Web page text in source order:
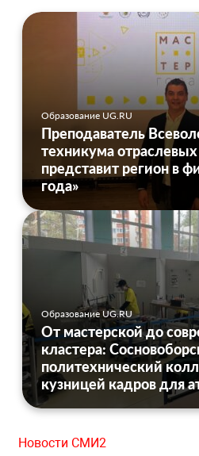
Образование UG.RU
Преподаватель
техникума
представит регион в
года»
Образование UG.RU
От мастерской до
кластера:
политехнический
кузницей кадров для
Новости СМИ2